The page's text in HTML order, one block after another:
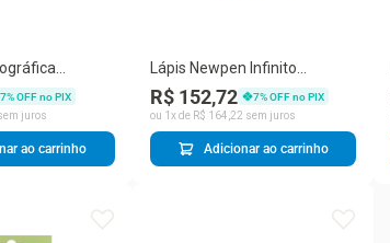
Vih
7% OFF no PIX
juros
ao carrinho
Lápis Newpen Infinito
Diamante Color Redondo
Preto
R$ 152,72 7% OFF no PIX
ou 1 x de R$ 164 22 sem juros
Adicionar ao carrinho